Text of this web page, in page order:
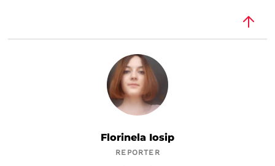
Florinela Iosip
REPORTER